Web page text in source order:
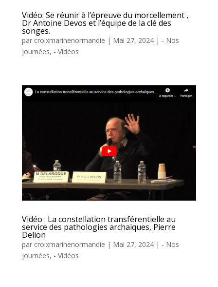
Vidéo: Se réunir à l’épreuve du morcellement ,
Dr Antoine Devos et l’équipe de la clé des
songes.
par croixmarinenormandie | Mai 27, 2024| - Nos
journées, - Vidéos
Vidéo : La constellation transférentielle au
service des pathologies archaïques, Pierre
Delion
par croixmarinenormandie | Mai 27, 2024| - Nos
journées, - Vidéos